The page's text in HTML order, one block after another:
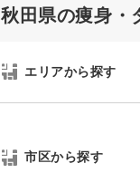
秋田県の痩身・
エリアから探す
市区から探す